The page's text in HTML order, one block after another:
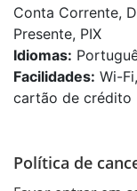
Conta Corrente,
Presente, PIX
Idiomas:
Facilidades: Wi-
cartão de crédito
Política de